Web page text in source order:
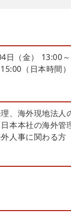
日（金） 13:00
（日本時間）
、海外現地法人
本本社の海外管
人事に関わる方